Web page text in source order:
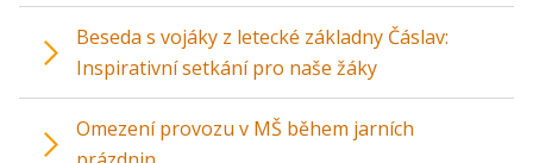
Beseda s vojáky z letecké základny Čáslav:
Inspirativní setkání pro naše žáky
Omezení provozu v MŠ během jarních